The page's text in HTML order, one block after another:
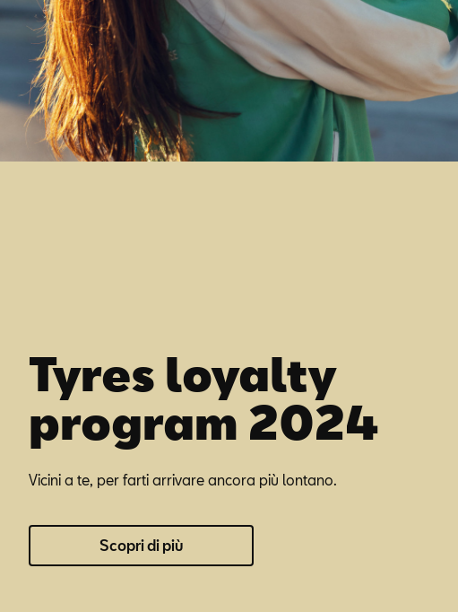
Tyres loyalty
program 2024
Vicini a te, per farti arrivare ancora più lontano.
Scopri di più